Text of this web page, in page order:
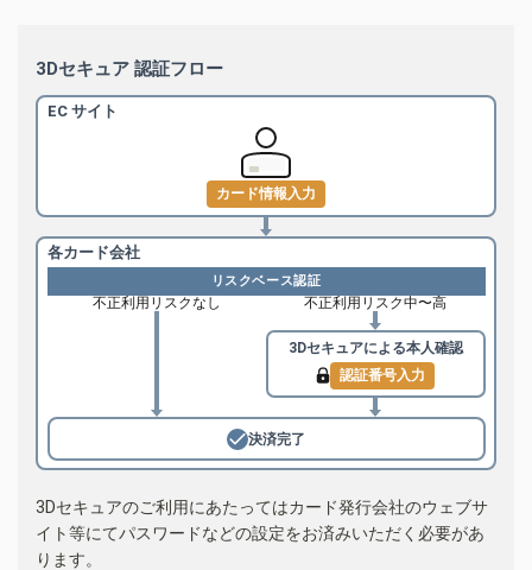
3Dセキュア 認証フロー
EC サイト
カード情報入力
各カード会社
リスクベース認証
不正利用リスクなし 不正利用リスク中〜高
3Dセキュアによる本人確認
認証番号入力
決済完了
3Dセキュアのご利用にあたってはカード発行会社のウェブサ
イト等にてパスワードなどの設定をお済みいただく必要があ
ります。